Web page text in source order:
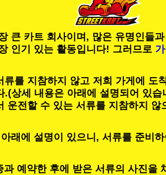
큰 카트 회사이며, 많은 유명인들
인기 있는 활동입니다! 그러므로
를 지참하지 않고 저희 가게에 도
.(상세 내용은 아래에 설명되어 있습
운전할 수 있는 서류를 지참하지
래에 설명이 있으니, 서류를 준비
예약한 후에 받은 서류의 사진을